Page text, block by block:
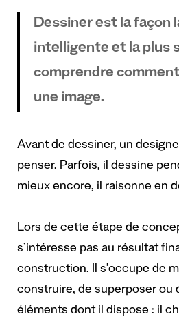
Dessiner est la façon
intelligente et la plus
comprendre
une image.
Avant de dessiner, un
penser. Parfois, il dessine
mieux encore, il raisonne en
Lors de cette étape de
s’intéresse pas au résultat
construction. Il s’occupe de
construire, de superposer ou
éléments dont il dispose : il